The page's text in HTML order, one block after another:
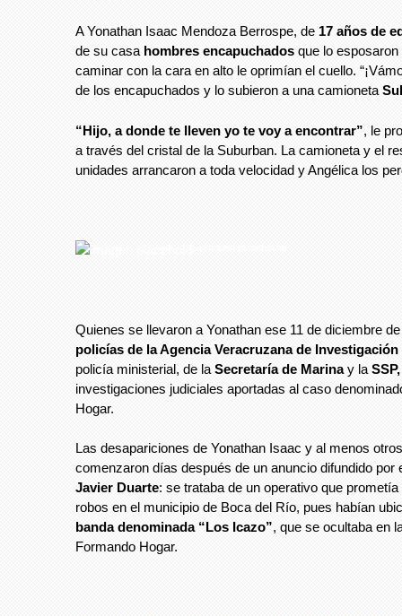
A Yonathan Isaac Mendoza Berrospe, de 17 años de
de su casa hombres encapuchados que lo esposaron
caminar con la cara en alto le oprimían el cuello.
de los encapuchados y lo subieron a una camioneta
“Hijo, a donde te lleven yo te voy a encontrar”, le
a través del cristal de la Suburban. La camioneta y el
unidades arrancaron a toda velocidad y Angélica los
Quienes se llevaron a Yonathan ese 11 de diciembre
policías de la Agencia Veracruzana de Investigación
policía ministerial, de la Secretaría de Marinay la SSP,
investigaciones judiciales aportadas al caso
Hogar.
Las desapariciones de Yonathan Isaac y al menos
comenzaron días después de un anuncio difundido por
Javier Duarte: se trataba de un operativo que
robos en el municipio de Boca del Río, pues habían
banda denominada “Los Icazo”, que se ocultaba en
Formando Hogar.